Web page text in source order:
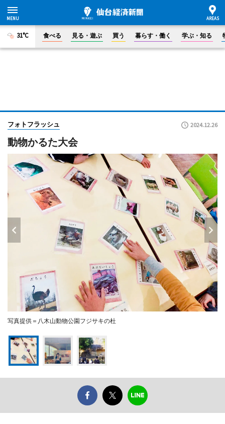
31°C 食べる 見る・遊ぶ 買う 暮らす・働く 学ぶ・知る
フォトフラッシュ 2024.12.26
動物かるた大会
写真提供＝八木山動物公園フジサキの杜